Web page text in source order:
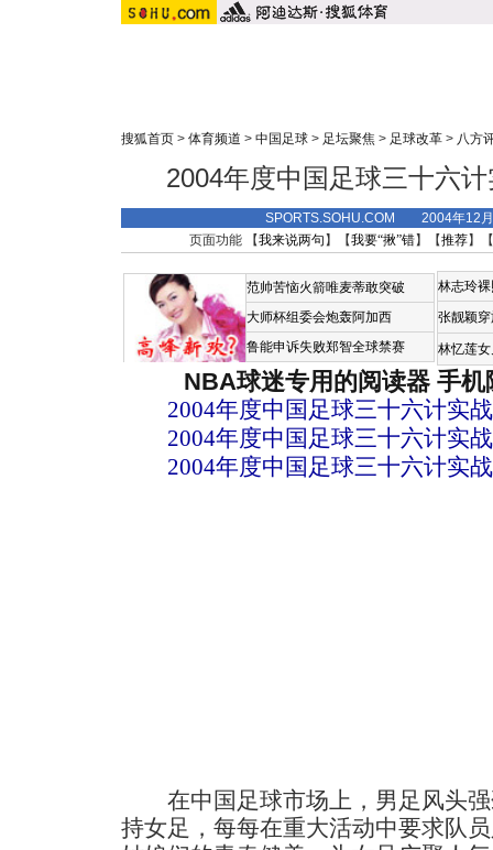
搜狐首页 > 体育频道 > 中国足球 > 足坛聚焦 > 足球改革 > 八方
2004年度中国足球三十六
SPORTS.SOHU.COM 2004年12
页面功能 【我来说两句 】【我要“揪”错】【推荐】
范帅苦恼火箭唯麦蒂敢突破
大师杯组委会炮轰阿加西
鲁能申诉失败郑智全球禁赛
林志玲
张靓颖
林忆莲
NBA球迷专用的阅读器 手机
2004年度中国足球三十六计实
2004年度中国足球三十六计实
2004年度中国足球三十六计实
在中国足球市场上，男足风头强
持女足，每每在重大活动中要求队